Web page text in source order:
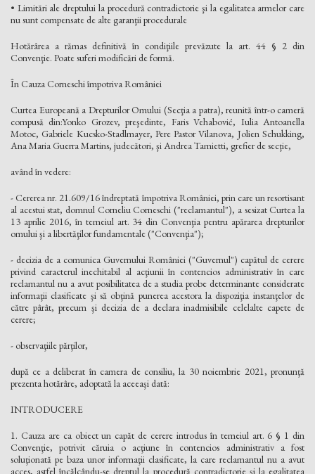
• Limitări ale dreptului la procedură contradictorie şi la egalitatea armelor care
nu sunt compensate de alte garanţii procedurale
Hotărârea a rămas definitivă în condiţiile prevăzute la art. 44 § 2 din
Convenţie. Poate suferi modificări de formă.
În Cauza Corneschi împotriva României
Curtea Europeană a Drepturilor Omului (Secţia a patra), reunită într-o cameră
compusă din:Yonko Grozev, preşedinte, Faris Vehabović, Iulia Antoanella
Motoc, Gabriele Kucsko-Stadlmayer, Pere Pastor Vilanova, Jolien Schukking,
Ana Maria Guerra Martins, judecători, şi Andrea Tamietti, grefier de secţie,
având în vedere:
- Cererea nr. 21.609/16 îndreptată împotriva României, prin care un resortisant
al acestui stat, domnul Corneliu Corneschi ("reclamantul"), a sesizat Curtea la
13 aprilie 2016, în temeiul art. 34 din Convenţia pentru apărarea drepturilor
omului şi a libertăţilor fundamentale ("Convenţia");
- decizia de a comunica Guvernului României ("Guvernul") capătul de cerere
privind caracterul inechitabil al acţiunii în contencios administrativ în care
reclamantul nu a avut posibilitatea de a studia probe determinante considerate
informaţii clasificate şi să obţină punerea acestora la dispoziţia instanţelor de
către pârât, precum şi decizia de a declara inadmisibile celelalte capete de
cerere;
- observaţiile părţilor,
după ce a deliberat în camera de consiliu, la 30 noiembrie 2021, pronunţă
prezenta hotărâre, adoptată la aceeaşi dată:
INTRODUCERE
1. Cauza are ca obiect un capăt de cerere introdus în temeiul art. 6 § 1 din
Convenţie, potrivit căruia o acţiune în contencios administrativ a fost
soluţionată pe baza unor informaţii clasificate, la care reclamantul nu a avut
acces, astfel încălcându-se dreptul la procedură contradictorie şi la egalitatea